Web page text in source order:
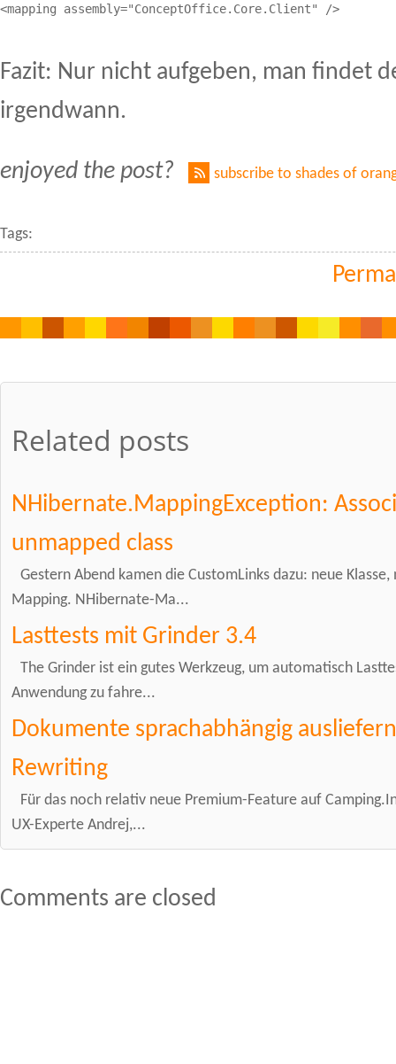
<mapping assembly="ConceptOffice.Core.Client" />
Fazit: Nur nicht aufgeben, man findet
irgendwann.
enjoyed the post? subscribe to shades of
Tags:
Related posts
NHibernate.MappingException:
unmapped class
Gestern Abend kamen die CustomLinks dazu: neue Klasse,
Mapping. NHibernate-Ma...
Lasttests mit Grinder 3.4
The Grinder ist ein gutes Werkzeug, um automatisch
Anwendung zu fahre...
Dokumente sprachabhängig
Rewriting
Für das noch relativ neue Premium-Feature auf
UX-Experte Andrej,...
Comments are closed